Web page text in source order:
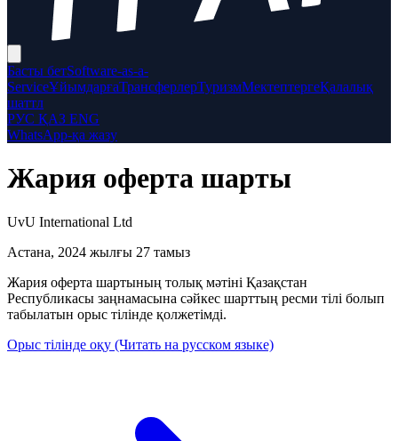
Басты бетSoftware-as-a-
ServiceҰйымдарғаТрансферлерТуризмМектептергеҚалалық
шаттл
РУС ҚАЗ ENG
WhatsApp-қа жазу
Жария оферта шарты
UvU International Ltd
Астана, 2024 жылғы 27 тамыз
Жария оферта шартының толық мәтіні Қазақстан
Республикасы заңнамасына сәйкес шарттың ресми тілі болып
табылатын орыс тілінде қолжетімді.
Орыс тілінде оқу (Читать на русском языке)